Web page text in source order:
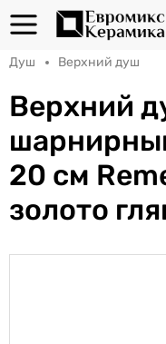
Душ Верхний душ
Верхний
20 см
золото